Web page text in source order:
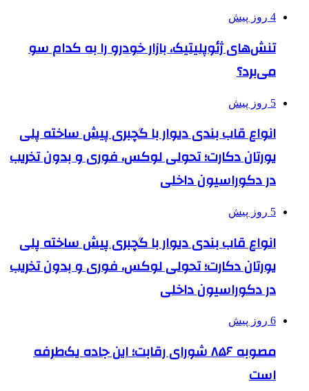
4 روز پیش
تنش‌های ژئوپلیتیک، بازار خودرو را به کدام سو
می‌برد؟
5 روز پیش
انواع قاب بندی دیوار با گچبری پیش ساخته پلی
یورتان دکارت؛ تحولی لوکس، فوری و بدون تخریب
در دکوراسیون داخلی
5 روز پیش
انواع قاب بندی دیوار با گچبری پیش ساخته پلی
یورتان دکارت؛ تحولی لوکس، فوری و بدون تخریب
در دکوراسیون داخلی
6 روز پیش
مصوبه ۸۵۶ شورای رقابت؛ این جاده یک‌طرفه
است